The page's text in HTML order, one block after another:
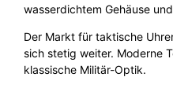
wasserdichtem Gehäuse
Der Markt für taktische
sich stetig weiter. Moderne
klassische Militär-Optik.